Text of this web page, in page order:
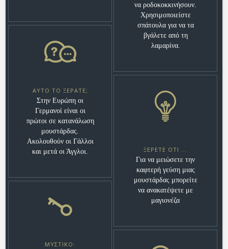
να ροδοκοκκινήσουν.
Χρησιμοποιείστε
σπάτουλα για να τα
βγάλετε από τη
λαμαρίνα.
ΑΥΤΌ ΤΟ ΞΈΡΑΤΕ;
Στην Ευρώπη οι
Γερμανοί είναι οι
πρώτοι σε κατανάλωση
μουστάρδας.
Ακολουθούν οι Γάλλοι
και μετά οι Άγγλοι.
ΞΈΡΕΤΕ ΌΤΙ ...
Για να μειώσετε την
καφτερή γεύση μιας
μουστάρδας μπορείτε
να ανακατέψετε με
μαγιονέζα
ΜΥΣΤΙΚΌ: